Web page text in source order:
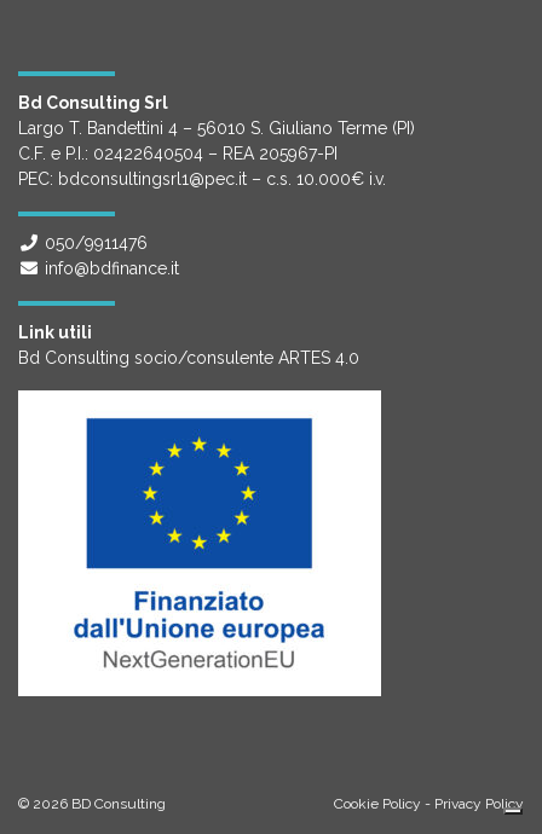
Bd Consulting Srl
Largo T. Bandettini 4 – 56010 S. Giuliano Terme (PI)
C.F. e P.I.: 02422640504 – REA 205967-PI
PEC: bdconsultingsrl1@pec.it – c.s. 10.000€ i.v.
050/9911476
info@bdfinance.it
Link utili
Bd Consulting socio/consulente ARTES 4.0
© 2026 BD Consulting Cookie Policy - Privacy Policy